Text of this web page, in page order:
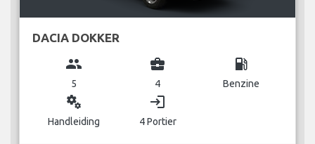
DACIA DOKKER
group
5
business_center
4
local_gas_station
Benzine
miscellaneous_services
Handleiding
login
4 Portier